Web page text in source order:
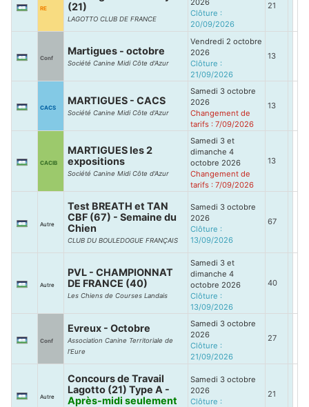
RE
(21)
LAGOTTO CLUB DE FRANCE
2026
Clôture :
20/09/2026
21
Conf
Martigues - octobre
Société Canine Midi Côte d'Azur
Vendredi 2 octobre
2026
Clôture :
21/09/2026
13
CACS
MARTIGUES - CACS
Société Canine Midi Côte d'Azur
Samedi 3 octobre
2026
Changement de
tarifs : 7/09/2026
13
CACIB
MARTIGUES les 2
expositions
Société Canine Midi Côte d'Azur
Samedi 3 et
dimanche 4
octobre 2026
Changement de
tarifs : 7/09/2026
13
Autre
Test BREATH et TAN
CBF (67) - Semaine du
Chien
CLUB DU BOULEDOGUE FRANÇAIS
Samedi 3 octobre
2026
Clôture :
13/09/2026
67
Autre
PVL - CHAMPIONNAT
DE FRANCE (40)
Les Chiens de Courses Landais
Samedi 3 et
dimanche 4
octobre 2026
Clôture :
13/09/2026
40
Conf
Evreux - Octobre
Association Canine Territoriale de
l'Eure
Samedi 3 octobre
2026
Clôture :
21/09/2026
27
Autre
Concours de Travail
Lagotto (21) Type A -
Après-midi seulement
Samedi 3 octobre
2026
Clôture :
21